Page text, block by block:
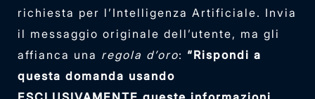
richiesta per l’Intelligenza Artificiale. Invia
il messaggio originale dell’utente, ma gli
affianca una regola d’oro: “Rispondi a
questa domanda usando